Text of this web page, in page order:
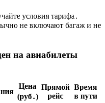
условия тарифа․
не включают багаж и не
на авиабилеты
Цена
(руб․)
Прямой
рейс
Время
в пути